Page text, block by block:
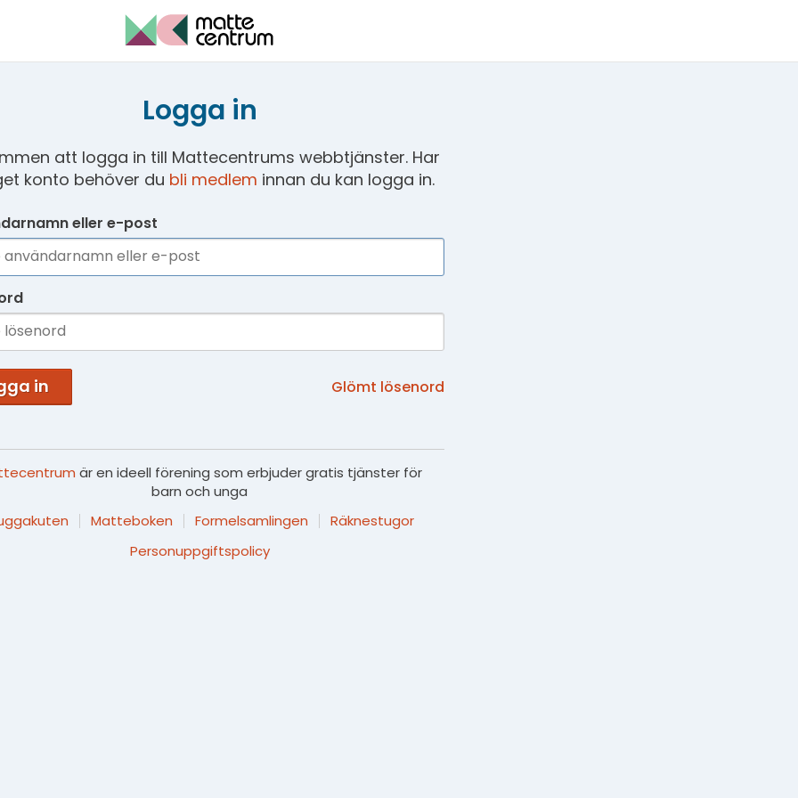
Logga in
att logga in till Mattecentrums webbtjänster. Har
konto behöver du bli medlem innan du kan logga in.
eller e-post
in Glömt lösenord
är en ideell förening som erbjuder gratis tjänster för
barn och unga
Matteboken Formelsamlingen
Räknestugor
Personuppgiftspolicy